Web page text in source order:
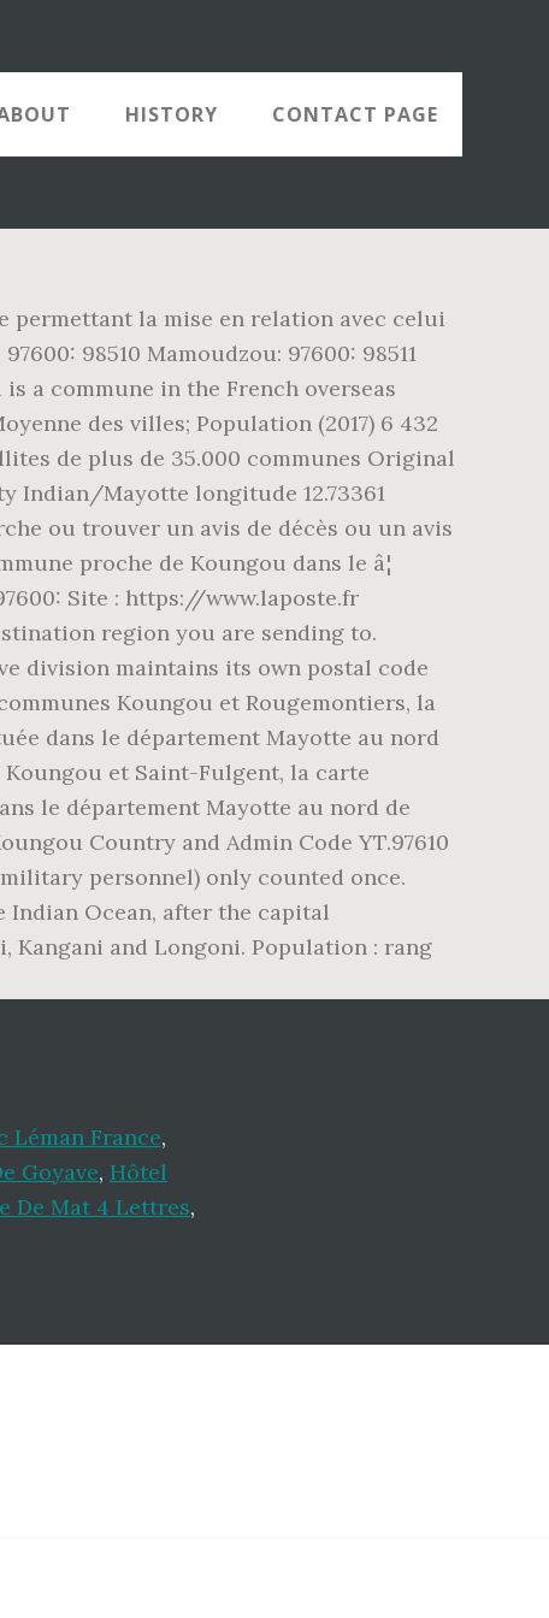
HISTORY CONTACT PAGE
permettant la mise en relation avec celui
98510 Mamoudzou: 97600: 98511
is a commune in the French overseas
des villes; Population (2017) 6 432
de plus de 35.000 communes Original
Indian/Mayotte longitude 12.73361
ou trouver un avis de décès ou un avis
proche de Koungou dans le â¦
Site : https://www.laposte.fr
region you are sending to.
division maintains its own postal code
Koungou et Rougemontiers, la
dans le département Mayotte au nord
et Saint-Fulgent, la carte
le département Mayotte au nord de
Country and Admin Code YT.97610
personnel) only counted once.
Indian Ocean, after the capital
Kangani and Longoni. Population : rang
Léman France,
Goyave, Hôtel
De Mat 4 Lettres,